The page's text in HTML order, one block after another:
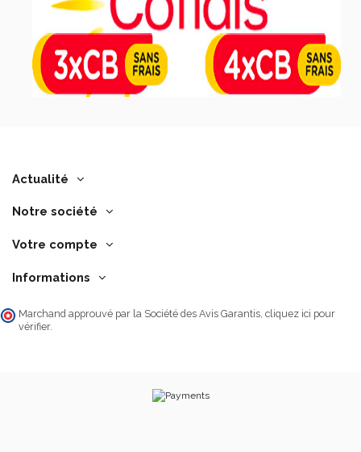
Actualité
Notre société
Votre compte
Informations
Marchand approuvé par la Société des Avis Garantis, cliquez ici pour
vérifier.